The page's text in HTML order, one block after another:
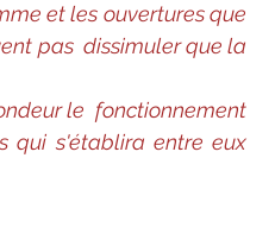
et les ouvertures que
pas  dissimuler que la
le  fonctionnement
qui s'établira entre eux